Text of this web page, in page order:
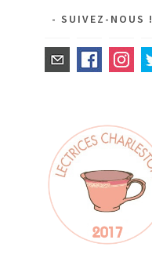
SUIVEZ-NOUS !